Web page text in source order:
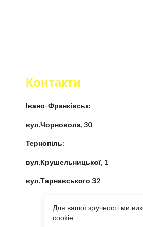
Контакти
Івано-Франківськ:
вул.Чорновола, 30
Тернопіль:
вул.Крушельницької, 1
вул.Тарнавського 32
Для вашої зручності ми
cookie